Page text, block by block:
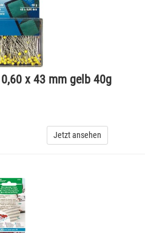
x 43 mm gelb 40g
Jetzt ansehen